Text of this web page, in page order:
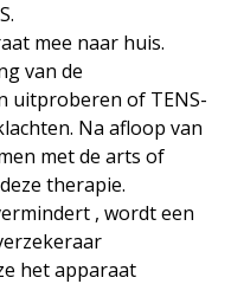
mee naar huis.
van de
uitproberen of TENS-
Na afloop van
met de arts of
therapie.
, wordt een
het apparaat